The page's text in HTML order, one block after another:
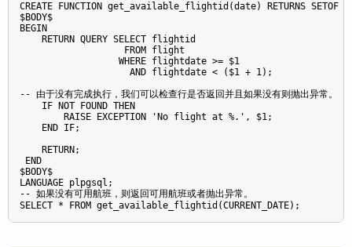
CREATE FUNCTION get_available_flightid(date) RETURNS SETOF
$BODY$
BEGIN
    RETURN QUERY SELECT flightid
                   FROM flight
                  WHERE flightdate >= $1
                    AND flightdate < ($1 + 1);
-- 由于没有完成执行，我们可以检查行是否返回并且如果没有则抛出异常。
    IF NOT FOUND THEN
        RAISE EXCEPTION 'No flight at %.', $1;
    END IF;
    RETURN;
END
$BODY$
LANGUAGE plpgsql;
-- 如果没有可用航班，则返回可用航班或者抛出异常。
SELECT * FROM get_available_flightid(CURRENT_DATE);